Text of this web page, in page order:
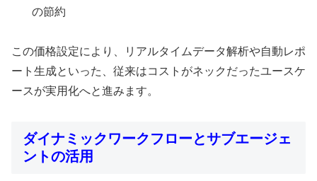
の節約
この価格設定により、リアルタイムデータ解析や自動レポ
ート生成といった、従来はコストがネックだったユースケ
ースが実用化へと進みます。
ダイナミックワークフローとサブエージェ
ントの活用